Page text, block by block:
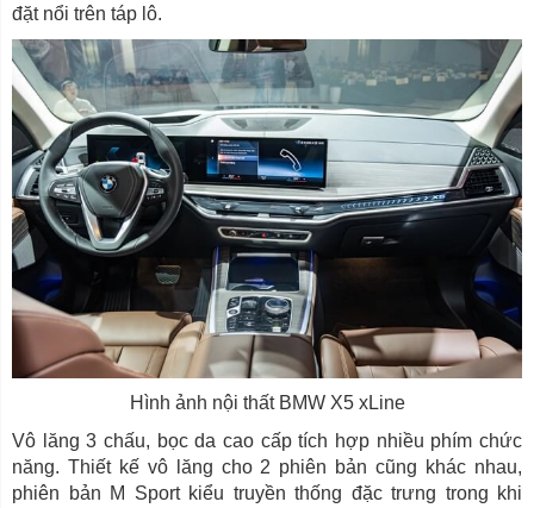
đặt nổi trên táp lô.
Hình ảnh nội thất BMW X5 xLine
Vô lăng 3 chấu, bọc da cao cấp tích hợp nhiều phím chức
năng. Thiết kế vô lăng cho 2 phiên bản cũng khác nhau,
phiên bản M Sport kiểu truyền thống đặc trưng trong khi